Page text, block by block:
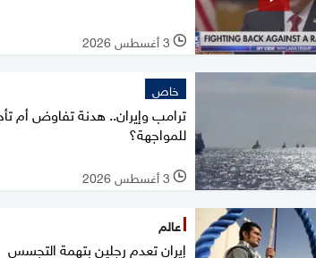
l 3 أغسطس 2026
خاص
ترامب وإيران.. هدنة تفاوض أم
للمواجهة؟
l 3 أغسطس 2026
عالم
إيران تعدم رجلين بتهمة التجسس